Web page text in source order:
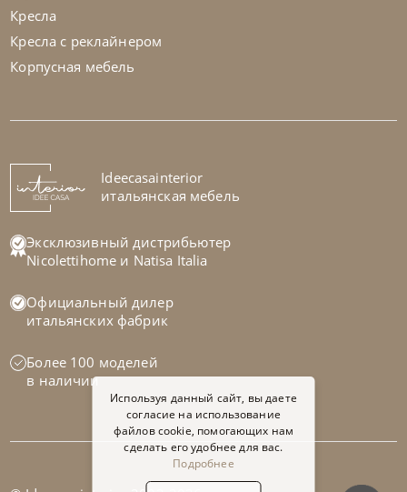
Кресла
Кресла с реклайнером
Корпусная мебель
Ideecasainterior
итальянская мебель
Эксклюзивный дистрибьютер
Nicolettihome и Natisa Italia
Официальный дилер
итальянских фабрик
Более 100 моделей
в наличии
Используя данный сайт, вы даете
согласие на использование
файлов cookie, помогающих нам
сделать его удобнее для вас.
Подробнее